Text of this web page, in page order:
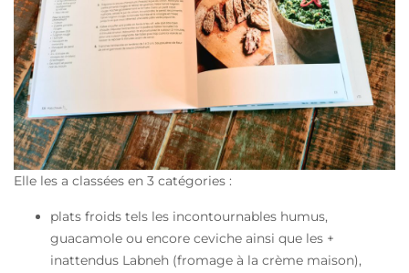
Elle les a classées en 3 catégories :
plats froids tels les incontournables humus,
guacamole ou encore ceviche ainsi que les +
inattendus Labneh (fromage à la crème maison),